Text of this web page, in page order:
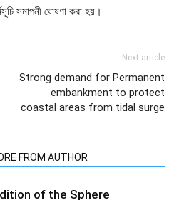
সমাপনী ঘোষণা করা হয়।
Next article
Strong demand for Permanent
embankment to protect
coastal areas from tidal surge
FROM AUTHOR
of the Sphere